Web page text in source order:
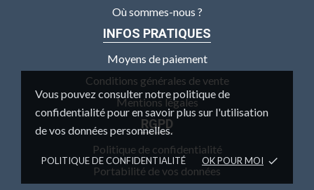
Vous pouvez consulter notre politique de
confidentialité pour en savoir plus sur l'utilisation
de vos données personnelles.
POLITIQUE DE CONFIDENTIALITÉ OK POUR MOI done
Où sommes-nous ?
INFOS PRATIQUES
Moyens de paiement
Conditions générales de vente
Mentions légales
RGPD
Politique de confidentialité
Portabilité de vos données